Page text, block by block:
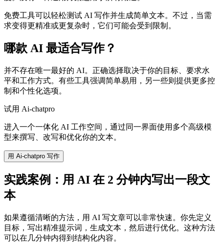
免费工具可以轻松测试 AI 写作并生成简单文本。不过，当需
求变得更精准或更复杂时，它们可能会受到限制。
哪款 AI 最适合写作？
并不存在唯一最好的 AI。正确选择取决于你的目标、要求水
平和工作方式。有些工具强调简单易用，另一些则提供更多控
制和个性化选项。
试用 Ai-chatpro
进入一个一体化 AI 工作空间，通过同一界面使用多个高级模
型来撰写、改写和优化你的文本。
用 Ai-chatpro 写作
实践案例：用 AI 在 2 分钟内写出一段文
本
如果遵循清晰的方法，用 AI 写文章可以非常快速。你先定义
目标，写出精准提示词，生成文本，然后进行优化。这种方法
可以在几分钟内得到结构化内容。